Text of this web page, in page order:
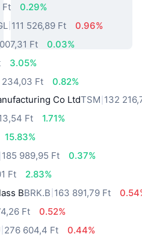
Ft
0.29%
111 526,89 Ft
0.96%
Ft
0.03%
3.05%
234,03 Ft
0.82%
Co LtdTSM 132
Ft
1.71%
15.83%
185 989,95 Ft
0.37%
Ft
2.83%
BBRK.B 163 891,79 Ft
Ft
0.52%
276 604,4 Ft
0.44%